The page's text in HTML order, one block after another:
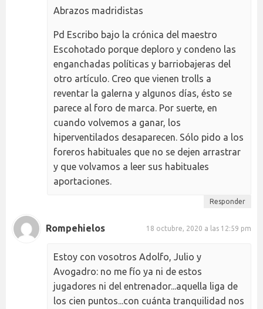
Abrazos madridistas
Pd Escribo bajo la crónica del maestro
Escohotado porque deploro y condeno las
enganchadas políticas y barriobajeras del
otro artículo. Creo que vienen trolls a
reventar la galerna y algunos días, ésto se
parece al foro de marca. Por suerte, en
cuando volvemos a ganar, los
hiperventilados desaparecen. Sólo pido a los
foreros habituales que no se dejen arrastrar
y que volvamos a leer sus habituales
aportaciones.
Responder
Rompehielos 18 octubre, 2020 a las 12:59 pm
Estoy con vosotros Adolfo, Julio y
Avogadro: no me fío ya ni de estos
jugadores ni del entrenador...aquella liga de
los cien puntos...con cuánta tranquilidad nos